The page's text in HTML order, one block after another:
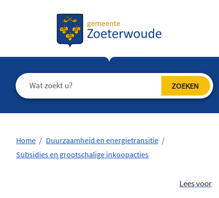
Home
Duurzaamheid en energietransitie
Subsidies en grootschalige inkoopacties
Lees voor